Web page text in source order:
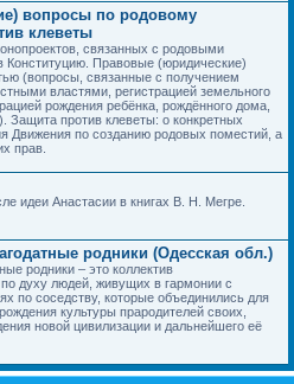
вопросы по родовому
клеветы
связанных с родовыми
Правовые (юридические)
(вопросы, связанные с получением
властями, регистрацией земельного
рождения ребёнка, рождённого дома,
Защита против клеветы: о конкретных
Движения по созданию родовых поместий, а
прав.
идеи Анастасии в книгах В. Н. Мегре.
родники (Одесская обл.)
родники – это коллектив
духу людей, живущих в гармонии с
по соседству, которые объединились для
культуры прародителей своих,
новой цивилизации и дальнейшего её